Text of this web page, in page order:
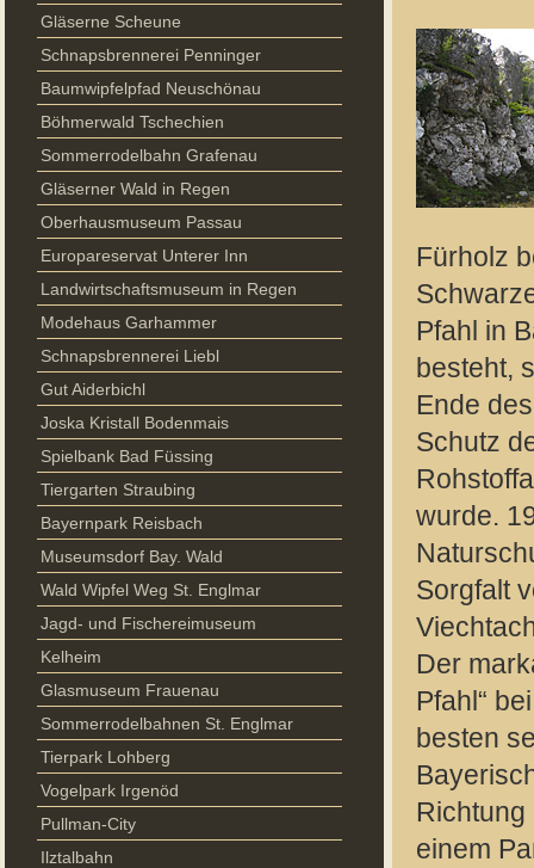
Gläserne Scheune
Schnapsbrennerei Penninger
Baumwipfelpfad Neuschönau
Böhmerwald Tschechien
Sommerrodelbahn Grafenau
Gläserner Wald in Regen
Oberhausmuseum Passau
Europareservat Unterer Inn
Landwirtschaftsmuseum in Regen
Modehaus Garhammer
Schnapsbrennerei Liebl
Gut Aiderbichl
Joska Kristall Bodenmais
Spielbank Bad Füssing
Tiergarten Straubing
Bayernpark Reisbach
Museumsdorf Bay. Wald
Wald Wipfel Weg St. Englmar
Jagd- und Fischereimuseum
Kelheim
Glasmuseum Frauenau
Sommerrodelbahnen St. Englmar
Tierpark Lohberg
Vogelpark Irgenöd
Pullman-City
Ilztalbahn
Fürholz
Pfahl in
besteht,
Ende
Schutz
wurde.
Sorgfalt
Der
Pfahl“
besten
Richtung
einem